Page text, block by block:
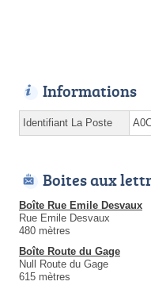
Informations
Identifiant La Poste
Boites aux
Boîte Rue Emile Desvaux
Rue Emile Desvaux
480 mètres
Boîte Route du Gage
Null Route du Gage
615 mètres